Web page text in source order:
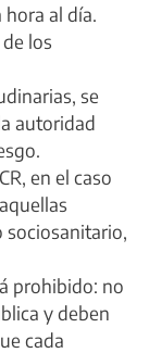
al día.
los
se
autoridad
en el caso
sociosanitario,
prohibido: no
y deben
cada